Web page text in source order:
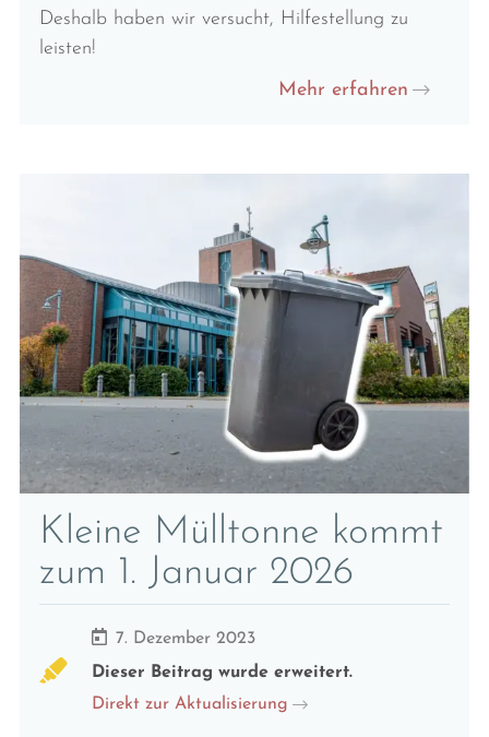
Deshalb haben wir versucht, Hilfestellung zu
leisten!
Mehr erfahren
Kleine Mülltonne kommt
zum 1. Januar 2026
7. Dezember 2023
Dieser Beitrag wurde erweitert.
Direkt zur Aktualisierung